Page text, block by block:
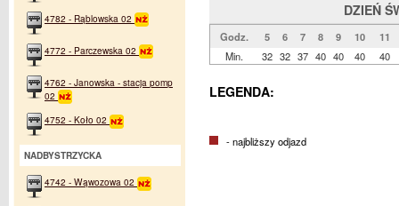
DZIEŃ
Godz. 5 6 7 8 9 10
11
Min.
32 32 37 40 40 40 40
LEGENDA:
- najbliższy odjazd
4782 - Rąblowska 02
4772 - Parczewska 02
4762 - Janowska - stacja pomp
02
4752 - Koło 02
NADBYSTRZYCKA
4742 - Wąwozowa 02